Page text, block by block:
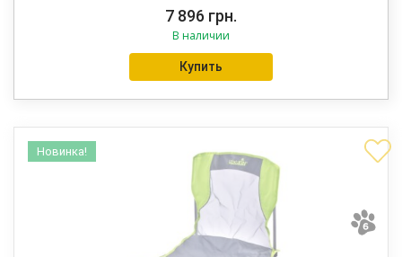
Оценка5.00
из 5
7 896 грн.
В наличии
Купить
Новинка!